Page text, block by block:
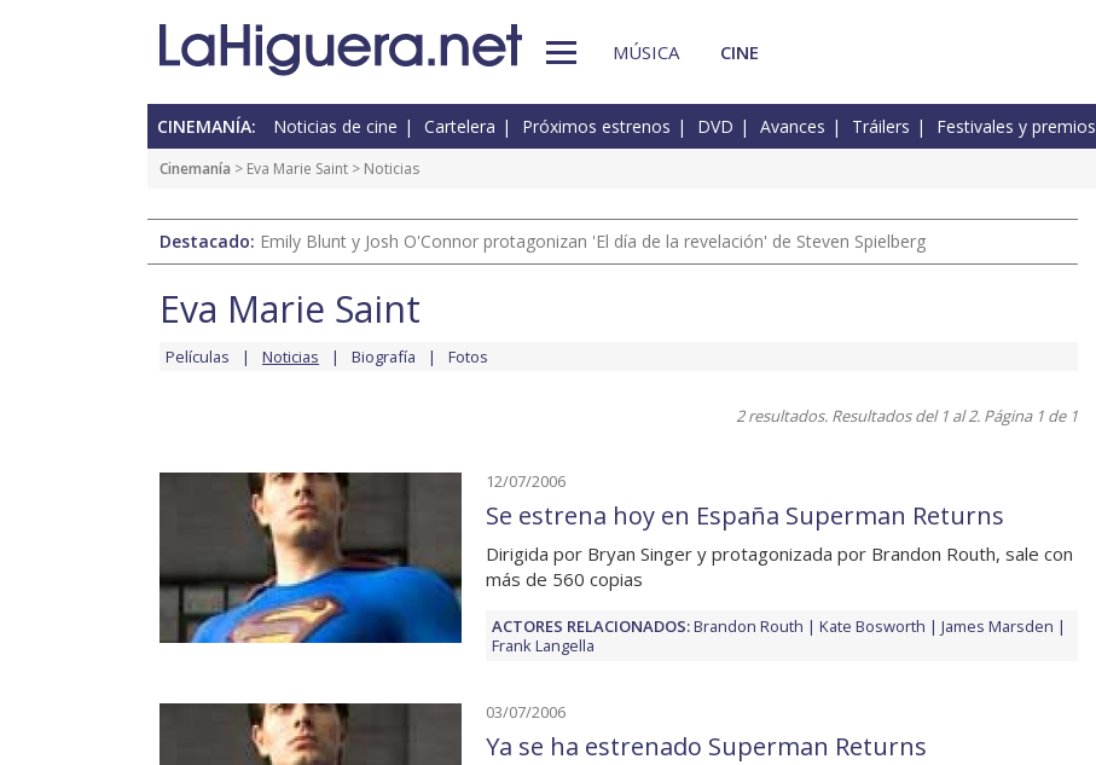
MÚSICA CINE
CINEMANÍA: Noticias de cine Cartelera Próximos estrenos DVD Avances Tráilers Festivales y premios
Cinemanía > Eva Marie Saint > Noticias
Destacado: Emily Blunt y Josh O'Connor protagonizan 'El día de la revelación' de Steven Spielberg
Eva Marie Saint
Películas Noticias Biografía Fotos
2 resultados. Resultados del 1 al 2. Página 1 de 1
12/07/2006
Se estrena hoy en España Superman Returns
Dirigida por Bryan Singer y protagonizada por Brandon Routh, sale con
más de 560 copias
ACTORES RELACIONADOS:Brandon Routh Kate Bosworth
James Marsden
Frank Langella
03/07/2006
Ya se ha estrenado Superman Returns